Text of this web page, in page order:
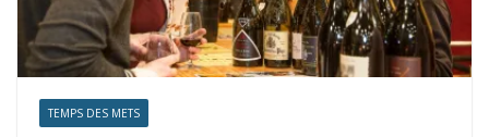
TEMPS DES METS